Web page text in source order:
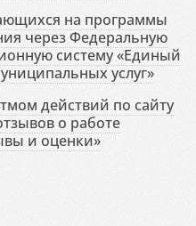
на программы
через Федеральную
систему «Единый
услуг»
действий по сайту
о работе
и оценки»